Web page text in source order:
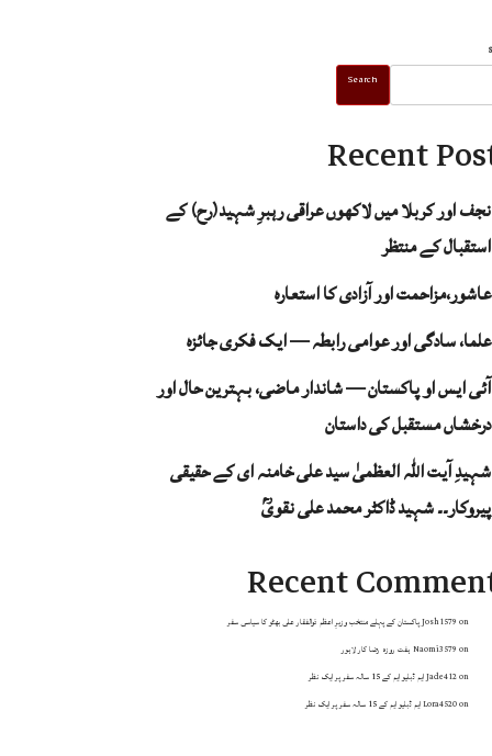
Search
Recent
نجف اور کربلا میں لاکھوں عراقی رہبرِ شہید(رح) کے
استقبال کے منتظر
عاشور،مزاحمت اور آزادی کا استعارہ
علما، سادگی اور عوامی رابطہ — ایک فکری جائزہ
آئی ایس او پاکستان — شاندار ماضی، بہترین حال اور
درخشاں مستقبل کی داستان
شہیدِ آیت اللہ العظمیٰ سید علی خامنہ ای کے حقیقی
پیروکار۔۔ شہید ڈاکٹر محمد علی نقویؒ
Recent
Josh1579 on
پاکستان کے پہلے منتخب وزیرِ اعظم ذوالفقار علی بھٹو کا سیاسی سفر
Naomi3579 on
ہفت روزہ رضا کار لاہور
Jade412on
ایم ڈبلیو ایم کے 15 سالہ سفر پر ایک نظر
Lora4520on ایم ڈبلیو ایم کے 15 سالہ سفر پر ایک نظر